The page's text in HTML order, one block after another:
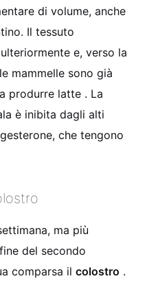
di volume, anche
Il tessuto
e, verso la
mammelle sono già
produrre latte . La
è inibita dagli alti
che tengono
ma più
del secondo
comparsa il colostro .